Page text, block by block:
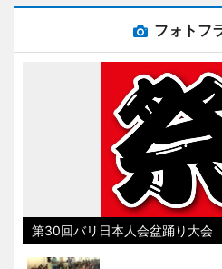
フォトフ
第30回バリ日本人会盆踊り大会